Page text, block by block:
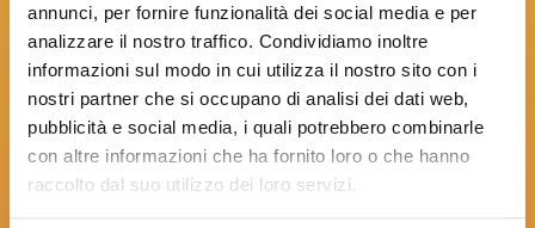
annunci, per fornire funzionalità dei social media e per
analizzare il nostro traffico. Condividiamo inoltre
informazioni sul modo in cui utilizza il nostro sito con i
nostri partner che si occupano di analisi dei dati web,
pubblicità e social media, i quali potrebbero combinarle
con altre informazioni che ha fornito loro o che hanno
raccolto dal suo utilizzo dei loro servizi.
Cognome
Indirizzo email